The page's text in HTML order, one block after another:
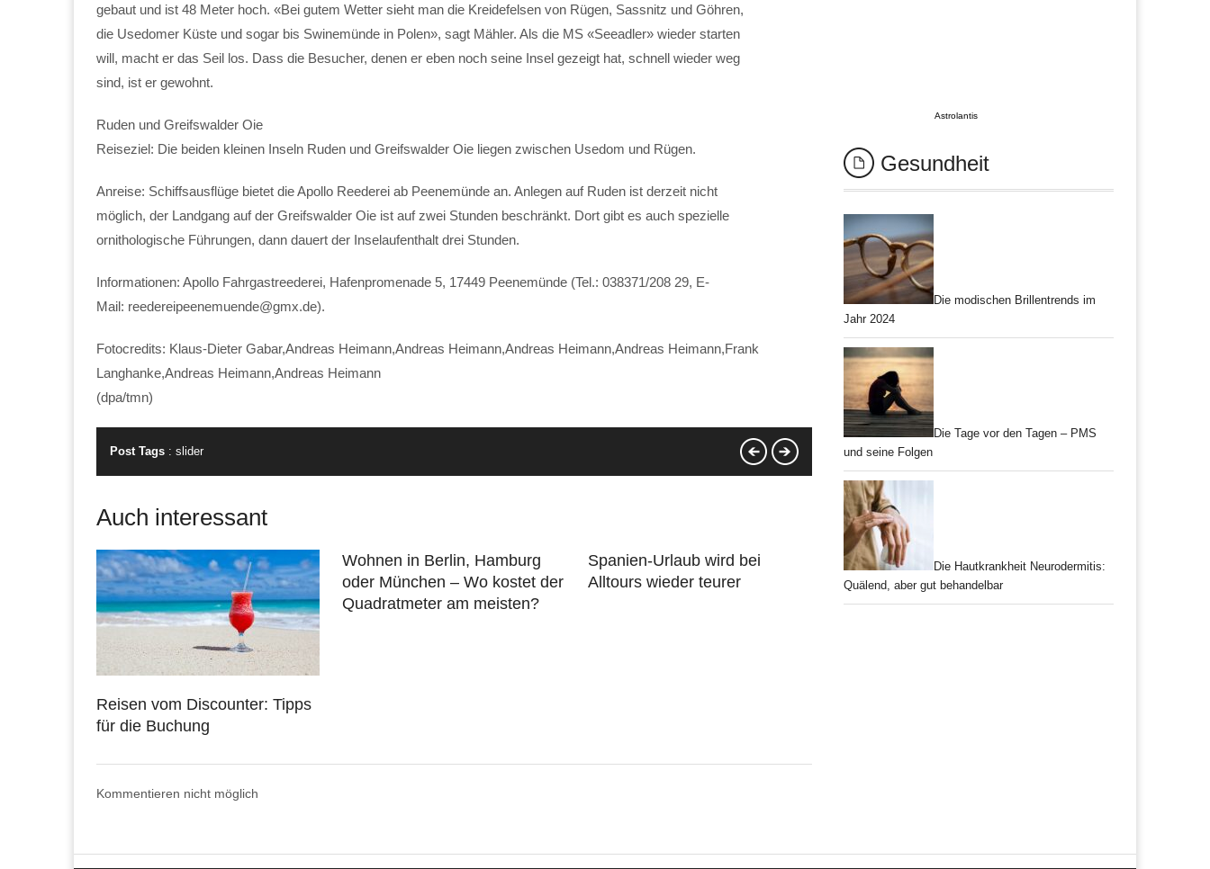
gebaut und ist 48 Meter hoch. «Bei gutem Wetter sieht man die Kreidefelsen von Rügen, Sassnitz und Göhren,
die Usedomer Küste und sogar bis Swinemünde in Polen», sagt Mähler. Als die MS «Seeadler» wieder starten
will, macht er das Seil los. Dass die Besucher, denen er eben noch seine Insel gezeigt hat, schnell wieder weg
sind, ist er gewohnt.
Ruden und Greifswalder Oie
Reiseziel: Die beiden kleinen Inseln Ruden und Greifswalder Oie liegen zwischen Usedom und Rügen.
Anreise: Schiffsausflüge bietet die Apollo Reederei ab Peenemünde an. Anlegen auf Ruden ist derzeit nicht
möglich, der Landgang auf der Greifswalder Oie ist auf zwei Stunden beschränkt. Dort gibt es auch spezielle
ornithologische Führungen, dann dauert der Inselaufenthalt drei Stunden.
Informationen: Apollo Fahrgastreederei, Hafenpromenade 5, 17449 Peenemünde (Tel.: 038371/208 29, E-
Mail: reedereipeenemuende@gmx.de).
Fotocredits: Klaus-Dieter Gabar,Andreas Heimann,Andreas Heimann,Andreas Heimann,Andreas Heimann,Frank
Langhanke,Andreas Heimann,Andreas Heimann
(dpa/tmn)
Post Tags : slider
Auch interessant
Reisen vom Discounter: Tipps
für die Buchung
Wohnen in Berlin, Hamburg
oder München – Wo kostet der
Quadratmeter am meisten?
Spanien-Urlaub wird bei
Alltours wieder teurer
Kommentieren nicht möglich
Astrolantis
Gesundheit
Die modischen Brillentrends im
Jahr 2024
Die Tage vor den Tagen – PMS
und seine Folgen
Die Hautkrankheit Neurodermitis:
Quälend, aber gut behandelbar